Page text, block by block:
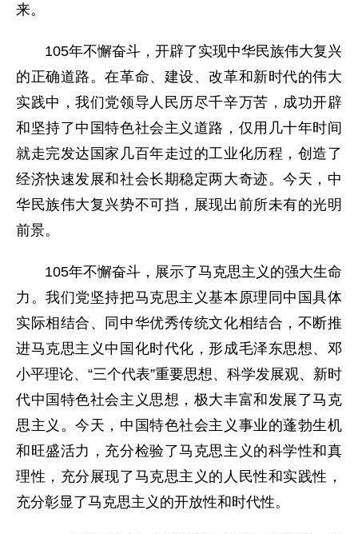
来。
105年不懈奋斗，开辟了实现中华民族伟大复兴
的正确道路。在革命、建设、改革和新时代的伟大
实践中，我们党领导人民历尽千辛万苦，成功开辟
和坚持了中国特色社会主义道路，仅用几十年时间
就走完发达国家几百年走过的工业化历程，创造了
经济快速发展和社会长期稳定两大奇迹。今天，中
华民族伟大复兴势不可挡，展现出前所未有的光明
前景。
105年不懈奋斗，展示了马克思主义的强大生命
力。我们党坚持把马克思主义基本原理同中国具体
实际相结合、同中华优秀传统文化相结合，不断推
进马克思主义中国化时代化，形成毛泽东思想、邓
小平理论、“三个代表”重要思想、科学发展观、新时
代中国特色社会主义思想，极大丰富和发展了马克
思主义。今天，中国特色社会主义事业的蓬勃生机
和旺盛活力，充分检验了马克思主义的科学性和真
理性，充分展现了马克思主义的人民性和实践性，
充分彰显了马克思主义的开放性和时代性。